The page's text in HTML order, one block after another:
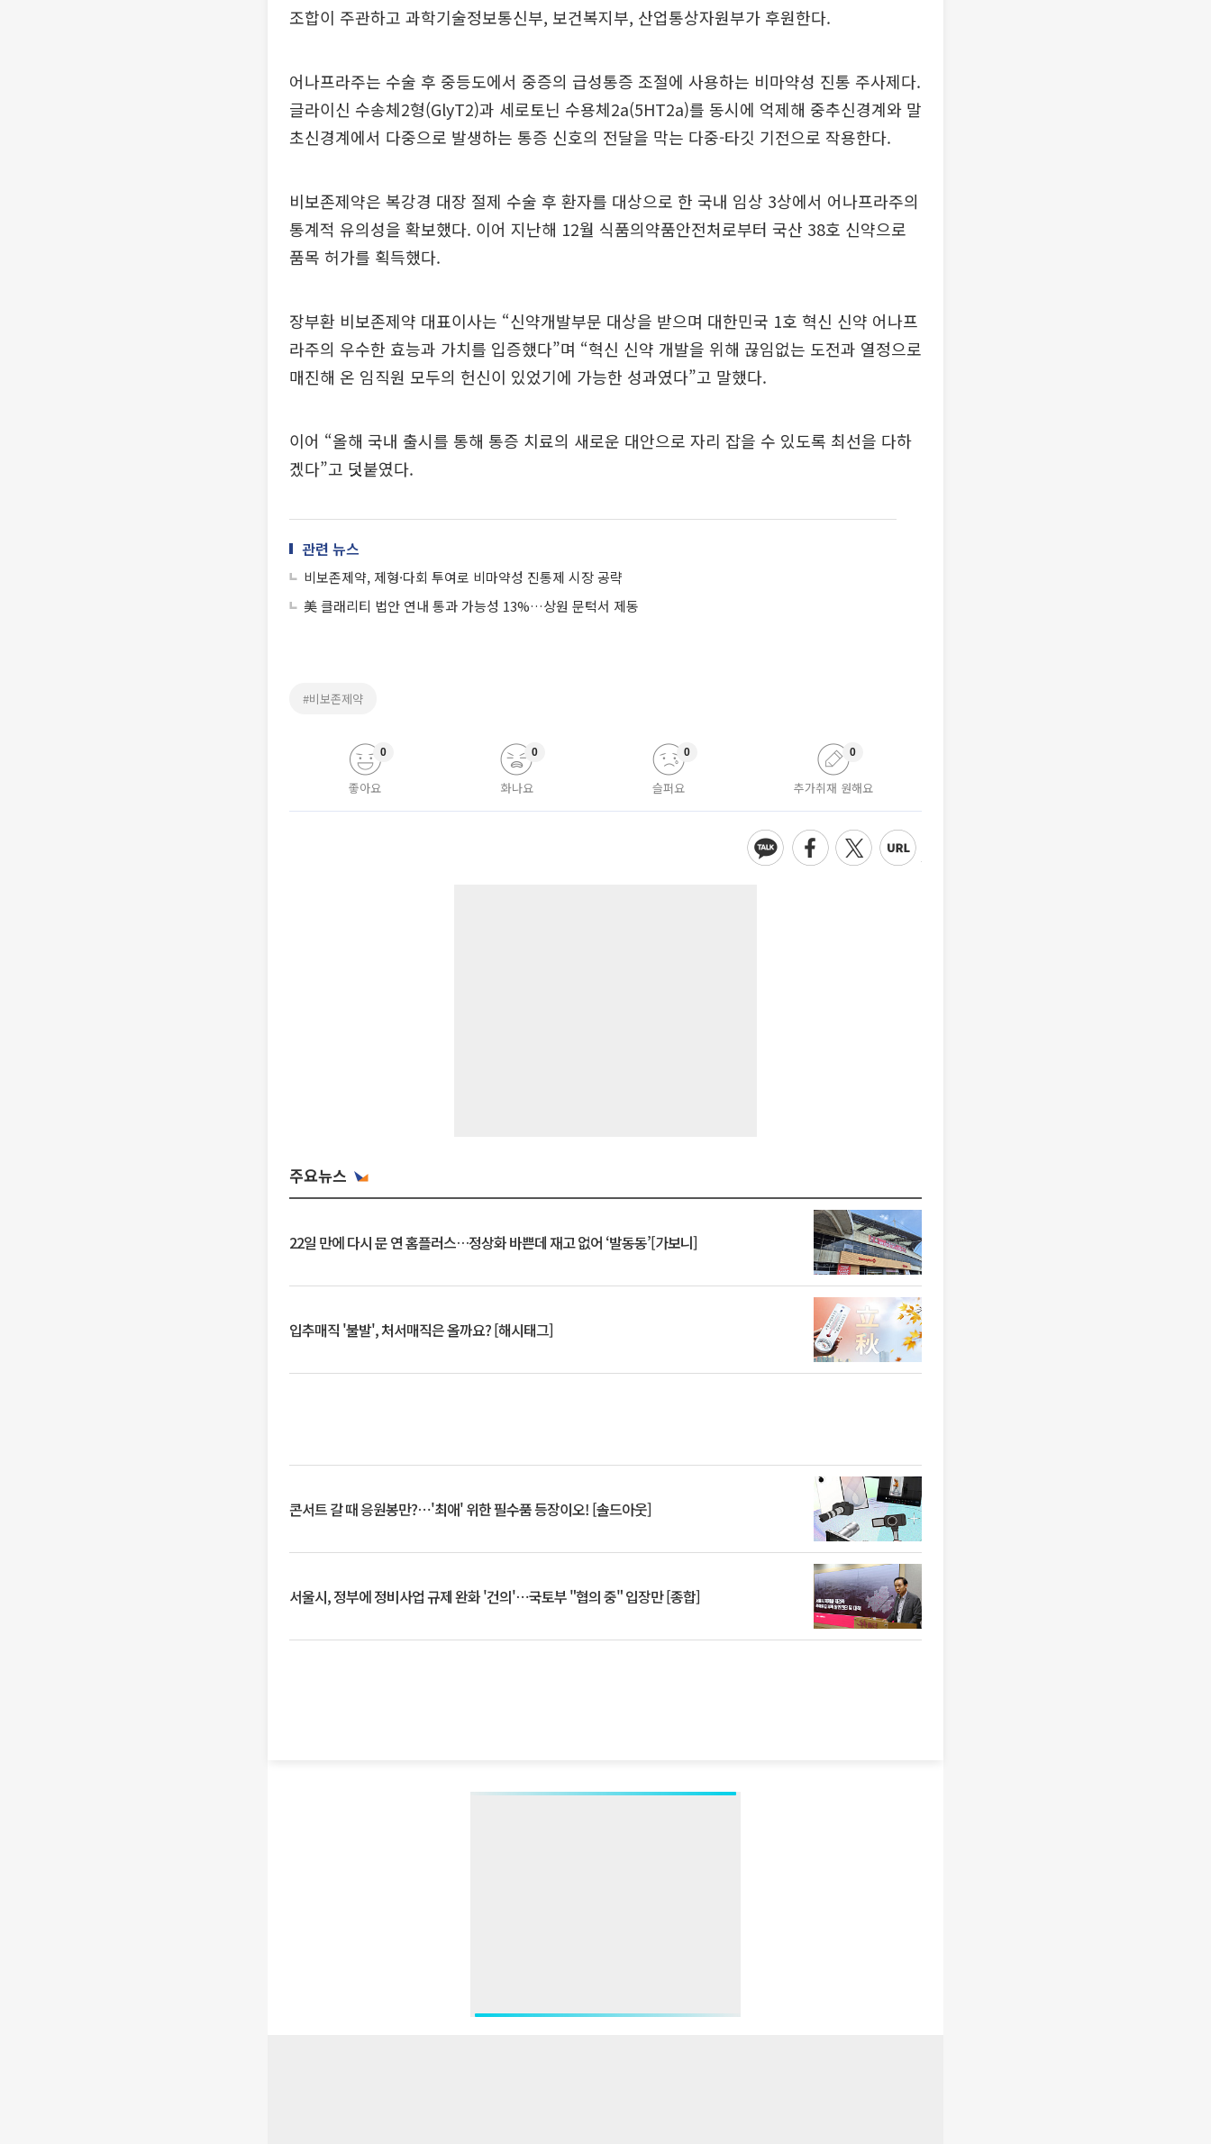
조합이 주관하고 과학기술정보통신부, 보건복지부, 산업통상자원부가 후원한다.
어나프라주는 수술 후 중등도에서 중증의 급성통증 조절에 사용하는 비마약성 진통 주사제다.
글라이신 수송체2형(GlyT2)과 세로토닌 수용체2a(5HT2a)를 동시에 억제해 중추신경계와 말
초신경계에서 다중으로 발생하는 통증 신호의 전달을 막는 다중-타깃 기전으로 작용한다.
비보존제약은 복강경 대장 절제 수술 후 환자를 대상으로 한 국내 임상 3상에서 어나프라주의
통계적 유의성을 확보했다. 이어 지난해 12월 식품의약품안전처로부터 국산 38호 신약으로
품목 허가를 획득했다.
장부환 비보존제약 대표이사는 “신약개발부문 대상을 받으며 대한민국 1호 혁신 신약 어나프
라주의 우수한 효능과 가치를 입증했다”며 “혁신 신약 개발을 위해 끊임없는 도전과 열정으로
매진해 온 임직원 모두의 헌신이 있었기에 가능한 성과였다”고 말했다.
이어 “올해 국내 출시를 통해 통증 치료의 새로운 대안으로 자리 잡을 수 있도록 최선을 다하
겠다”고 덧붙였다.
관련 뉴스
비보존제약, 제형·다회 투여로 비마약성 진통제 시장 공략
美 클래리티 법안 연내 통과 가능성 13%…상원 문턱서 제동
#비보존제약
좋아요
0
화나요
0
슬퍼요
0
추가취재 원해요
0
주요뉴스
22일 만에 다시 문 연 홈플러스…정상화 바쁜데 재고 없어 ‘발동동’[가보니]
입추매직 '불발', 처서매직은 올까요? [해시태그]
콘서트 갈 때 응원봉만?⋯'최애' 위한 필수품 등장이오! [솔드아웃]
서울시, 정부에 정비사업 규제 완화 '건의'⋯국토부 "협의 중" 입장만 [종합]